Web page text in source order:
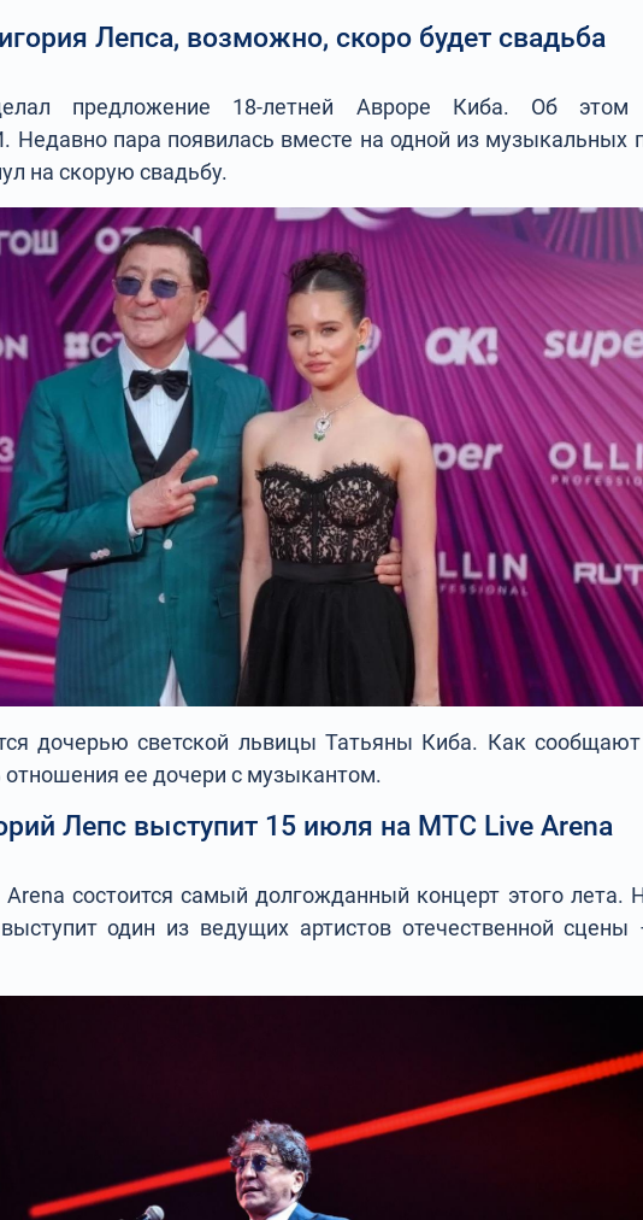
Лепса, возможно, скоро будет свадьба
предложение 18-летней Авроре Киба. Об этом
Недавно пара появилась вместе на одной из музыкальных
на скорую свадьбу.
дочерью светской львицы Татьяны Киба. Как
отношения ее дочери с музыкантом.
Лепс выступит 15 июля на МТС Live Arena
состоится самый долгожданный концерт этого лета.
один из ведущих артистов отечественной сцены